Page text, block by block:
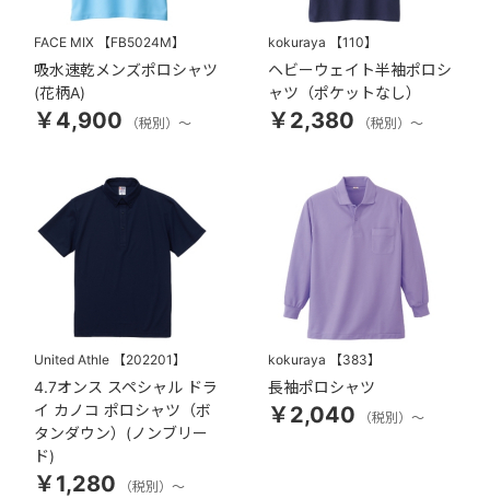
FACE MIX 【FB5024M】
吸水速乾メンズポロシャツ
(花柄A)
￥4,900 （税別）～
kokuraya 【110】
ヘビーウェイト半袖ポロシ
ャツ（ポケットなし）
￥2,380 （税別）～
United Athle 【202201】
4.7オンス スペシャル ドラ
イ カノコ ポロシャツ（ボ
タンダウン）(ノンブリー
ド)
￥1,280 （税別）～
kokuraya 【383】
長袖ポロシャツ
￥2,040 （税別）～